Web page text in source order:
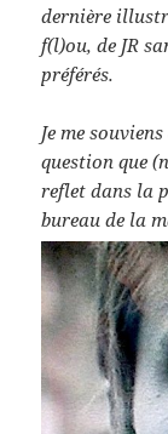
dernière
f(l)ou, de JR
préférés.
Je me
question que
reflet dans la
bureau de la